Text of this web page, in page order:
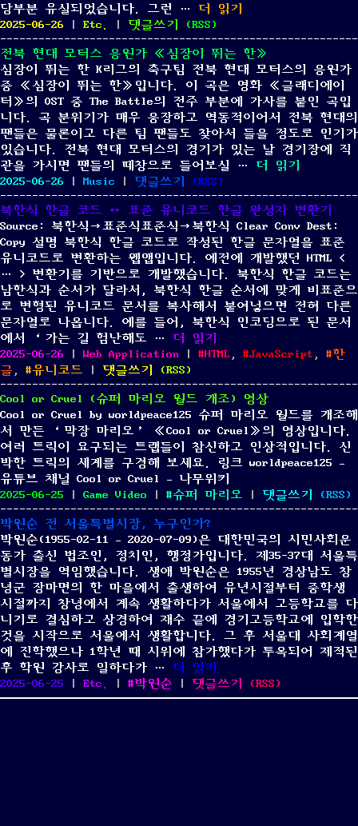
당부분 유실되었습니다. 그런 … “거란 문자, 무엇인가?”
더 읽기
Posted
on
2025-06-26 Categories
Etc. 댓글쓰기
on
거
란
문
자,
무
엇
인
가?
(RSS)
전북 현대 모터스 응원가 《심장이 뛰는 한》
심장이 뛰는 한 K리그의 축구팀 전북 현대 모터스의 응원가
중 《심장이 뛰는 한》입니다. 이 곡은 영화 《글래디에이
터》의 OST 중 The Battle의 전주 부분에 가사를 붙인 곡입
니다. 곡 분위기가 매우 웅장하고 역동적이어서 전북 현대의
팬들은 물론이고 다른 팀 팬들도 찾아서 들을 정도로 인기가
있습니다. 전북 현대 모터스의 경기가 있는 날 경기장에 직
관을 가시면 팬들의 떼창으로 들어보실 … “전북 현대 모
더 읽기
Posted
on
2025-06-26 Categories
Music 댓글쓰기
on
전
북
현
대
모
터
스
응
원
가
《심
장
이
뛰
는
한》
(RSS)
북한식 한글 코드 ↔ 표준 유니코드 한글 완성자 변환기
Source: 북한식→표준식표준식→북한식 Clear Conv Dest:
Copy 설명 북한식 한글 코드로 작성된 한글 문자열을 표준
유니코드로 변환하는 웹앱입니다. 예전에 개발했던 HTML <
… > 변환기를 기반으로 개발했습니다. 북한식 한글 코드는
남한식과 순서가 달라서, 북한식 한글 순서에 맞게 비표준으
로 변형된 유니코드 문서를 복사해서 붙여넣으면 전혀 다른
문자열로 나옵니다. 예를 들어, 북한식 인코딩으로 된 문서
에서 ‘가는 길 험난해도 … “북한식 한글 코드 ↔ 표준
더 읽기
Posted
on
2025-06-26 Categories
Web Application Tags
HTML , JavaScript ,
한
글 , 유니코드 댓글쓰기
on
북
한
식
한
글
코
드
↔
표
준
유
니
코
드
한
글
완
성
변
(RSS)
Cool or Cruel (슈퍼 마리오 월드 개조) 영상
Cool or Cruel by worldpeace125 슈퍼 마리오 월드를 개조해
서 만든 ‘막장 마리오’ 《Cool or Cruel》의 영상입니다.
여러 트릭이 요구되는 트랩들이 참신하고 인상적입니다. 신
박한 트릭의 세계를 구경해 보세요. 링크 worldpeace125 –
유튜브 채널 Cool or Cruel – 나무위키
Posted
on
2025-06-25 Categories
Game Video Tags
슈퍼 마리오 댓글쓰기
on
Cool
Cruel
(슈
퍼
마
리
오
월
드
영
(RSS)
박원순 전 서울특별시장, 누구인가?
박원순(1955-02-11 – 2020-07-09)은 대한민국의 시민사회운
동가 출신 법조인, 정치인, 행정가입니다. 제35-37대 서울특
별시장을 역임했습니다. 생애 박원순은 1955년 경상남도 창
녕군 장마면의 한 마을에서 출생하여 유년시절부터 중학생
시절까지 창녕에서 계속 생활하다가 서울에서 고등학교를 다
니기로 결심하고 상경하여 재수 끝에 경기고등학교에 입학한
것을 시작으로 서울에서 생활합니다. 그 후 서울대 사회계열
에 진학했으나 1학년 때 시위에 참가했다가 투옥되어 제적된
후 학원 강사로 일하다가 … “박원순 전 서울특별시장, 누
더 읽기
Posted
on
2025-06-25 Categories
Etc. Tags
박원순 댓글쓰기
on
박
(RSS)